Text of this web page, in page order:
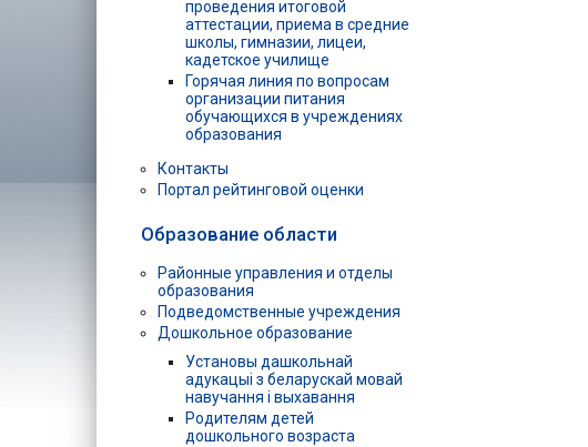
проведения итоговой
аттестации, приема в средние
школы, гимназии, лицеи,
кадетское училище
Горячая линия по вопросам
организации питания
обучающихся в учреждениях
образования
Контакты
Портал рейтинговой оценки
Образование области
Районные управления и отделы
образования
Подведомственные учреждения
Дошкольное образование
Установы дашкольнай
адукацыі з беларускай мовай
навучання і выхавання
Родителям детей
дошкольного возраста